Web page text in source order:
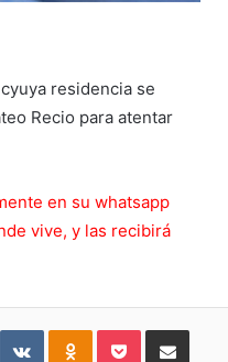
residencia se
Recio para atentar
en su whatsapp
vive, y las recibirá
VKontakteOdnoklassniki
PocketCompartir por Correo